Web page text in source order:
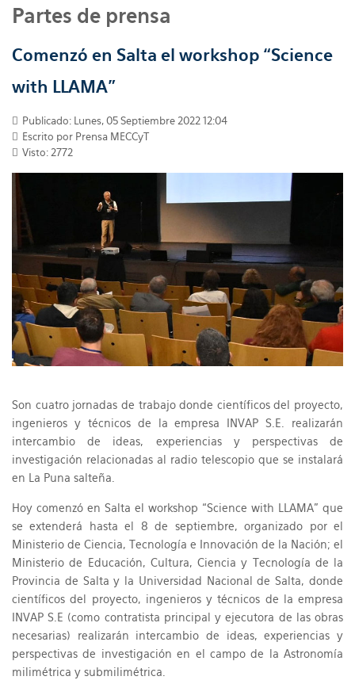
Partes de prensa
Comenzó en Salta el workshop “Science
with LLAMA”
Publicado: Lunes, 05 Septiembre 2022 12:04
Escrito por Prensa MECCyT
Visto: 2772
Son cuatro jornadas de trabajo donde científicos del proyecto,
ingenieros y técnicos de la empresa INVAP S.E. realizarán
intercambio de ideas, experiencias y perspectivas de
investigación relacionadas al radio telescopio que se instalará
en La Puna salteña.
Hoy comenzó en Salta el workshop “Science with LLAMA” que
se extenderá hasta el 8 de septiembre, organizado por el
Ministerio de Ciencia, Tecnología e Innovación de la Nación; el
Ministerio de Educación, Cultura, Ciencia y Tecnología de la
Provincia de Salta y la Universidad Nacional de Salta, donde
científicos del proyecto, ingenieros y técnicos de la empresa
INVAP S.E (como contratista principal y ejecutora de las obras
necesarias) realizarán intercambio de ideas, experiencias y
perspectivas de investigación en el campo de la Astronomía
milimétrica y submilimétrica.